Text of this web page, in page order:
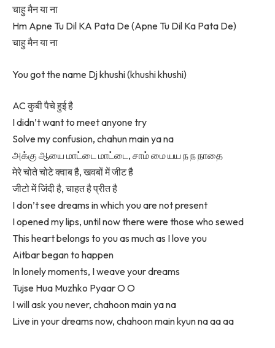
चाहु मैन या ना
Hm Apne Tu Dil KA Pata De (Apne Tu Dil Ka Pata De)
चाहु मैन या ना
You got the name Dj khushi (khushi khushi)
AC कुबी पैचे हुई है
I didn’t want to meet anyone try
Solve my confusion, chahun main ya na
அக்கு ஆயை மாட்டை மாட்டை, சாம் மை யய ந ந நாதை
मेरे चोते चोटे क्वाब है, खवबों में जीट है
जीटो में जिंदी है, चाहत है प्रीत है
I don’t see dreams in which you are not present
I opened my lips, until now there were those who sewed
This heart belongs to you as much as I love you
Aitbar began to happen
In lonely moments, I weave your dreams
Tujse Hua Muzhko Pyaar O O
I will ask you never, chahoon main ya na
Live in your dreams now, chahoon main kyun na aa aa